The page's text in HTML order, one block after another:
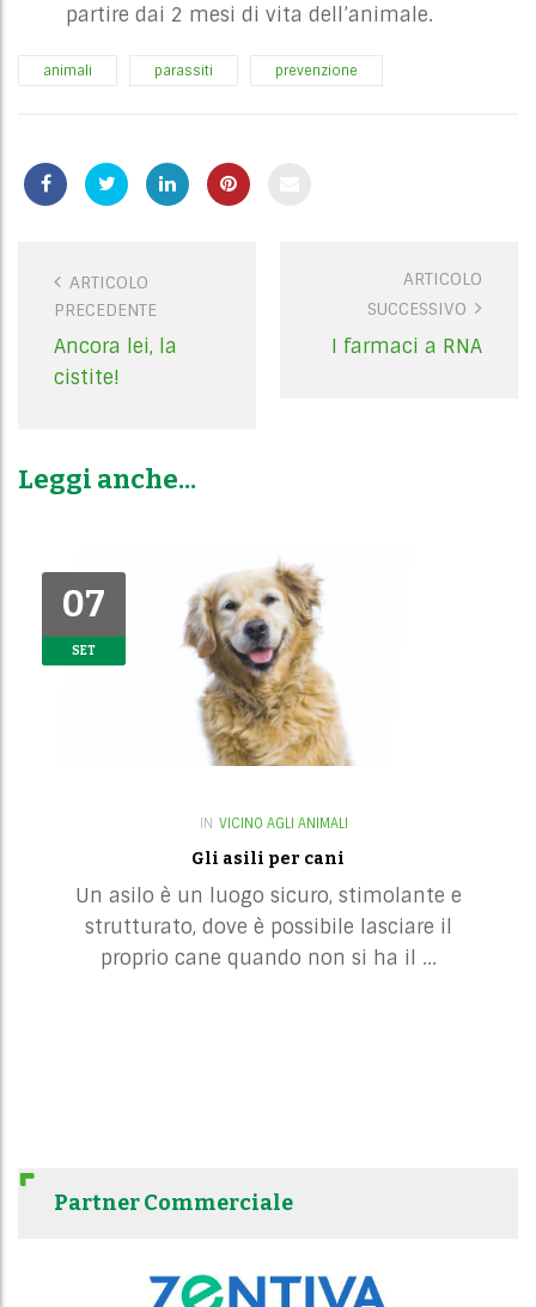
partire dai 2 mesi di vita dell’animale.
animali parassiti prevenzione
v
ARTICOLO
PRECEDENTE
Ancora lei, la
cistite!
ARTICOLO
SUCCESSIVO
I farmaci a RNA
Leggi anche...
07
SET
07
SET
IN VICINO AGLI ANIMALI
Gli asili per cani
Un asilo è un luogo sicuro, stimolante e
strutturato, dove è possibile lasciare il
proprio cane quando non si ha il ...
Partner Commerciale